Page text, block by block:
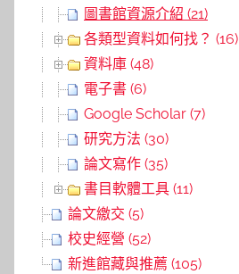
圖書館資源介紹 (21)
各類型資料如何找？ (16)
資料庫 (48)
電子書 (6)
Google Scholar (7)
研究方法 (30)
論文寫作 (35)
書目軟體工具 (11)
論文繳交 (5)
校史經營 (52)
新進館藏與推薦 (105)